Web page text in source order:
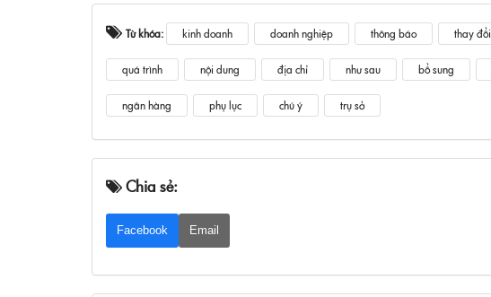
Từ khóa: kinh doanh doanh nghiệp thông báo thay đổi
quá trình nội dung địa chỉ như sau bổ sung
ngân hàng phụ lục chú ý trụ sở
Chia sẻ:
Facebook Email